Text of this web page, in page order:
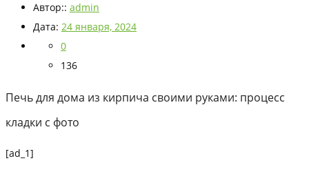
Автор:: admin
Дата: 24 января, 2024
0
136
Печь для дома из кирпича своими руками: процесс
кладки с фото
[ad_1]